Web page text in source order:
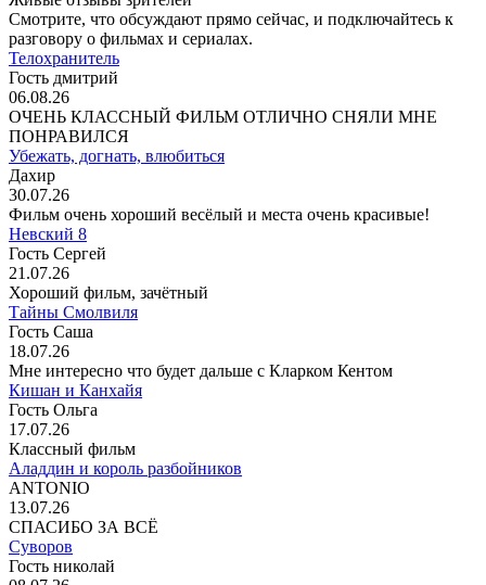
Смотрите, что обсуждают прямо сейчас, и подключайтесь к
разговору о фильмах и сериалах.
Телохранитель
Гость дмитрий
06.08.26
ОЧЕНЬ КЛАССНЫЙ ФИЛЬМ ОТЛИЧНО СНЯЛИ МНЕ
ПОНРАВИЛСЯ
Убежать, догнать, влюбиться
Дахир
30.07.26
Фильм очень хороший весёлый и места очень красивые!
Невский 8
Гость Сергей
21.07.26
Хороший фильм, зачётный
Тайны Смолвиля
Гость Саша
18.07.26
Мне интересно что будет дальше с Кларком Кентом
Кишан и Канхайя
Гость Ольга
17.07.26
Классный фильм
Аладдин и король разбойников
ANTONIO
13.07.26
СПАСИБО ЗА ВСЁ
Суворов
Гость николай